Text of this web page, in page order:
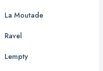
La Moutade
Ravel
Lempty